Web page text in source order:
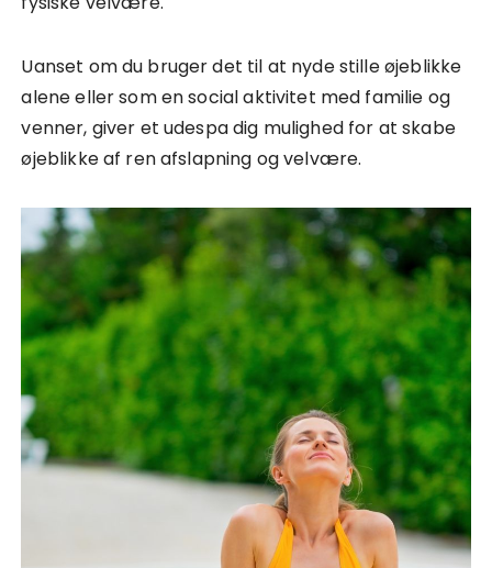
Uanset om du bruger det til at nyde stille øjeblikke
alene eller som en social aktivitet med familie og
venner, giver et udespa dig mulighed for at skabe
øjeblikke af ren afslapning og velvære.